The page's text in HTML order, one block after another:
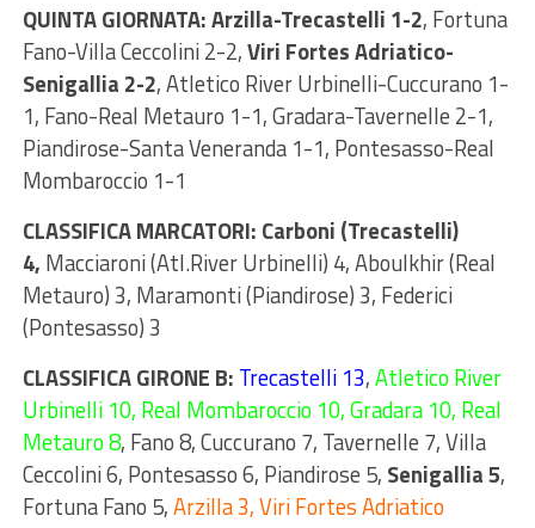
QUINTA GIORNATA:Arzilla-Trecastelli 1-2, Fortuna
Fano-Villa Ceccolini 2-2,Viri Fortes Adriatico-
Senigallia 2-2, Atletico River Urbinelli-Cuccurano 1-
1, Fano-Real Metauro 1-1, Gradara-Tavernelle 2-1,
Piandirose-Santa Veneranda 1-1, Pontesasso-Real
Mombaroccio 1-1
CLASSIFICA MARCATORI: Carboni (Trecastelli)
4, Macciaroni (Atl.River Urbinelli) 4, Aboulkhir (Real
Metauro) 3, Maramonti (Piandirose) 3, Federici
(Pontesasso) 3
CLASSIFICA GIRONE B: Trecastelli 13,Atletico River
Urbinelli 10, Real Mombaroccio 10, Gradara 10, Real
Metauro 8, Fano 8, Cuccurano 7, Tavernelle 7, Villa
Ceccolini 6, Pontesasso 6, Piandirose 5, Senigallia 5,
Fortuna Fano 5,Arzilla 3, Viri Fortes Adriatico